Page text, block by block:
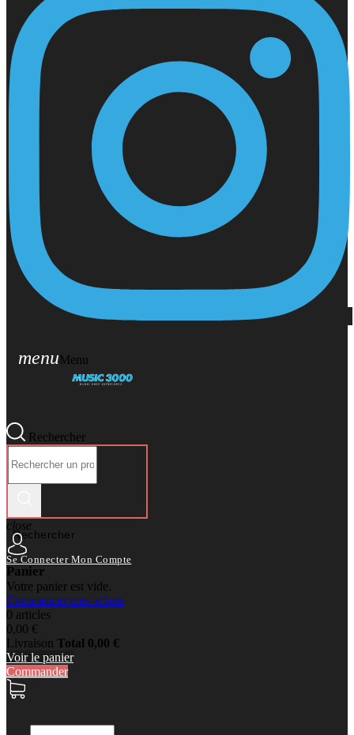
menuMenu
Rechercher
Rechercher
close
Se Connecter Mon Compte
Panier
Votre panier est vide.
Commencer mes achats
0 articles
0,00 €
Livraison Total 0,00 €
Voir le panier
Commander